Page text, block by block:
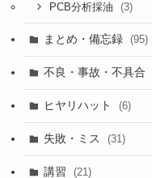
PCB分析採油 (3)
まとめ・備忘録 (95)
不良・事故・不具合
ヒヤリハット (6)
失敗・ミス (31)
講習 (21)